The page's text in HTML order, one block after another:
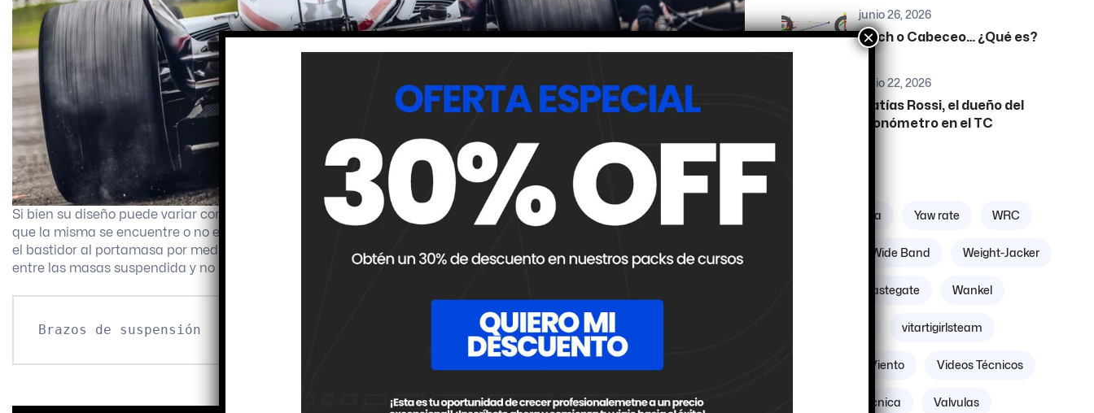
Si bien su diseño puede variar considerablemente dependiendo de la geometría de suspensión utilizada y del hecho de
que la misma se encuentre o no expuesta a la corriente de aire, en todos los casos desempeñan su función vinculando
el bastidor al portamasa por medio de múltiples uniones flexibles o rotuladas, constituyendo así una suerte de “nexo”
entre las masas suspendida y no suspendida.
Brazos de suspensión
junio 26, 2026
Pitch o Cabeceo… ¿Qué es?
junio 22, 2026
Matías Rossi, el dueño del
cronómetro en el TC
Zona geográfica Yaw rate WRC
Wide Band Weight-Jacker
Wastegate Wankel
vitartigirlsteam
Viento Videos Técnicos
Verificación Técnica Valvulas
×